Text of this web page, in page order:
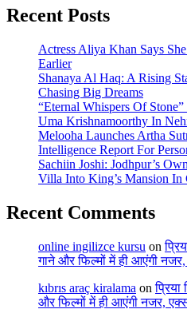
Recent Posts
Actress Aliya Khan Says
Earlier
Shanaya Al Haq: A Rising
Chasing Big Dreams
“Eternal Whispers Of
Uma Krishnamoorthy In
Melooha Launches Artha
Intelligence Report For
Sachiin Joshi: Jodhpur’s
Villa Into King’s Mansion In
Recent Comments
online ingilizce kursu on
गाने और फिल्मों में ही आएंगी
kıbrıs araç kiralama onप्रिया
और फिल्मों में ही आएंगी नजर,